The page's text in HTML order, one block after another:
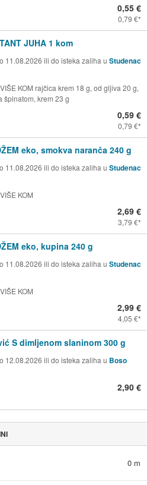
0,55 €
0,79 €
JUHA 1 kom
11.08.2026 ili do isteka zaliha u Studenac
KOM rajčica krem 18 g, od gljiva 20 g,
špinatom, krem 23 g
0,59 €
0,79 €
eko, smokva naranča 240 g
11.08.2026 ili do isteka zaliha u Studenac
KOM
2,69 €
3,79 €
eko, kupina 240 g
11.08.2026 ili do isteka zaliha u Studenac
KOM
2,99 €
4,05 €
S dimljenom slaninom 300 g
12.08.2026 ili do isteka zaliha u Boso
2,90 €
0 m